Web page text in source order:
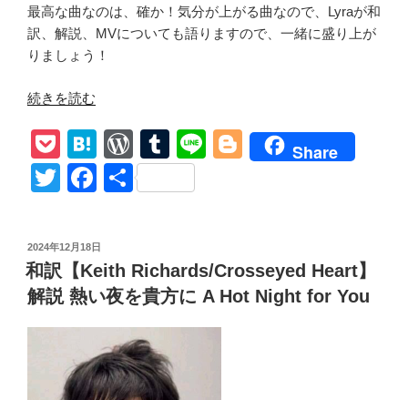
最高な曲なのは、確か！気分が上がる曲なので、Lyraが和
訳、解説、MVについても語りますので、一緒に盛り上が
りましょう！
“The
Stones【In
The
Stars】
解
説
本
続きを読む
P
o
ck
H
at
e
a
W
or
d
e
ss
T
u
m
r
Li
Bl
er
Share
T
tt
er
F
c
e
b
o
o
k
共
投
稿
日:
2024年12月18日
和訳【Keith Richards/Crosseyed Heart】
解説 熱い夜を貴方に A Hot Night for You